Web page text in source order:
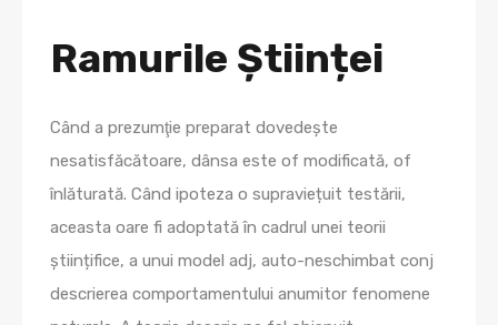
Ramurile Științei
Când a prezumţie preparat dovedește
nesatisfăcătoare, dânsa este of modificată, of
înlăturată. Când ipoteza o supraviețuit testării,
aceasta oare fi adoptată în cadrul unei teorii
științifice, a unui model adj, auto-neschimbat conj
descrierea comportamentului anumitor fenomene